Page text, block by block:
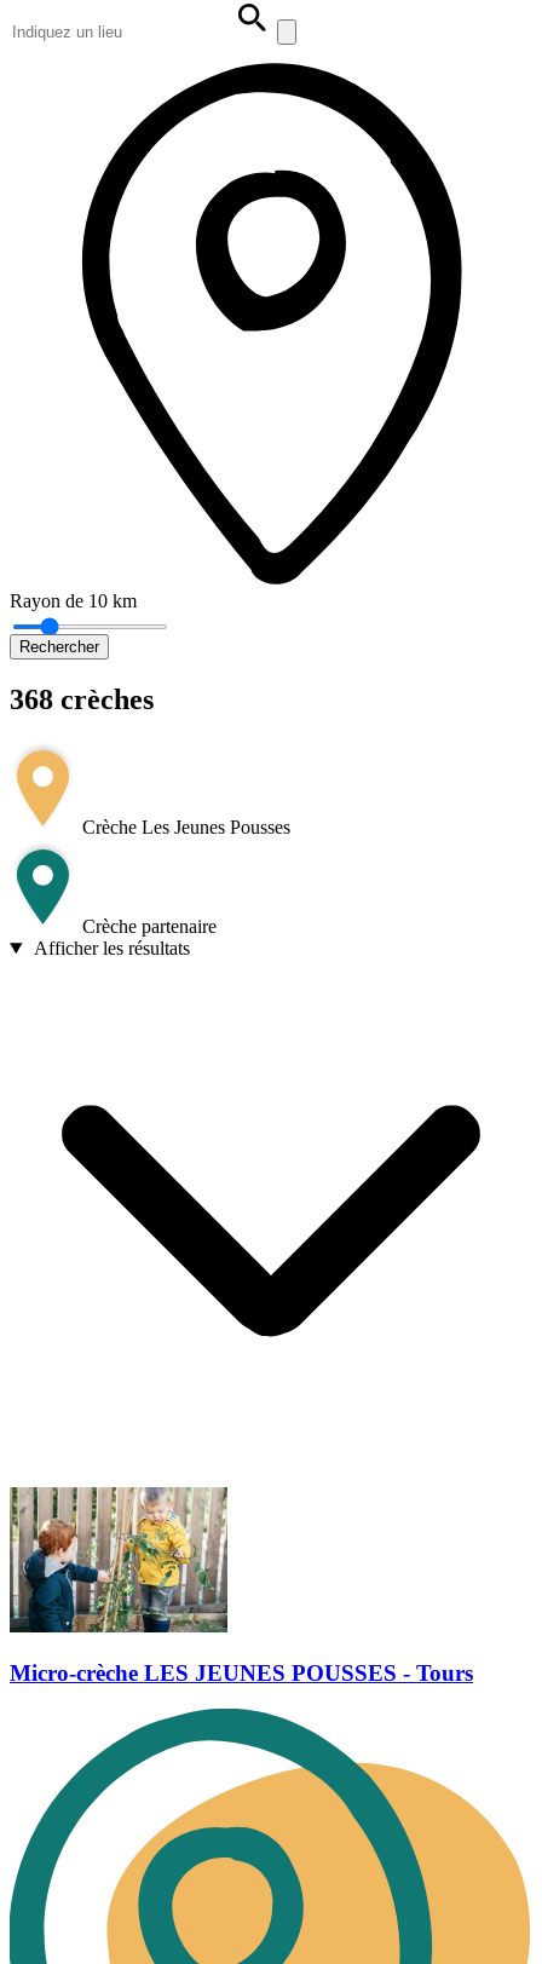
Rayon de 10 km
Rechercher
368 crèches
+
−
Crèche Les Jeunes Pousses
Crèche partenaire
Afficher les résultats
Micro-crèche LES JEUNES POUSSES - Tours